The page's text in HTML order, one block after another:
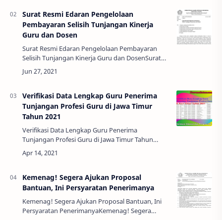
Surat Resmi Edaran Pengelolaan
Pembayaran Selisih Tunjangan Kinerja
Guru dan Dosen
Surat Resmi Edaran Pengelolaan Pembayaran
Selisih Tunjangan Kinerja Guru dan DosenSurat
Resmi Edaran Pengelolaan Pembayaran Selisih
Tunjangan Kinerja Guru dan Dosen – Dengan
Verifikasi Data Lengkap Guru Penerima
Tunjangan Profesi Guru di Jawa Timur
Tahun 2021
Verifikasi Data Lengkap Guru Penerima
Tunjangan Profesi Guru di Jawa Timur Tahun
2021Verifikasi Data Lengkap Guru Penerima
Tunjangan Profesi Guru di Jawa Timur Tahun 2021
Kemenag! Segera Ajukan Proposal
Bantuan, Ini Persyaratan Penerimanya
Kemenag! Segera Ajukan Proposal Bantuan, Ini
Persyaratan PenerimanyaKemenag! Segera